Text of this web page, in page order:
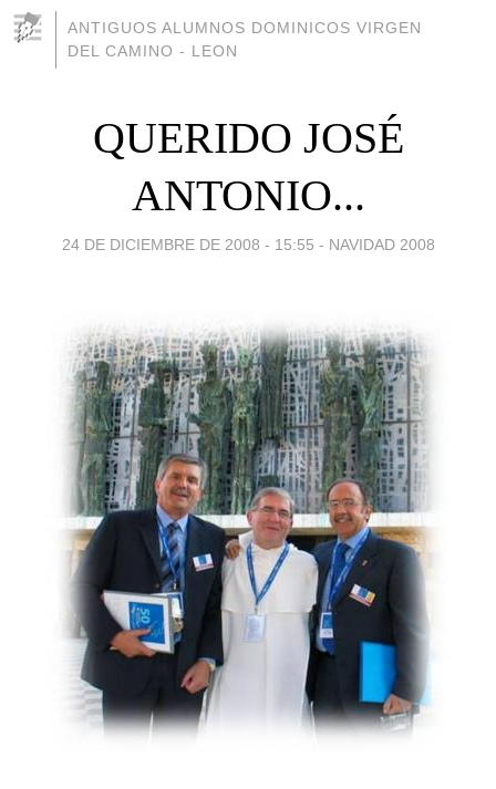
ANTIGUOS ALUMNOS DOMINICOS VIRGEN
DEL CAMINO - LEON
QUERIDO JOSÉ
ANTONIO...
24 DE DICIEMBRE DE 2008 - 15:55 - NAVIDAD 2008